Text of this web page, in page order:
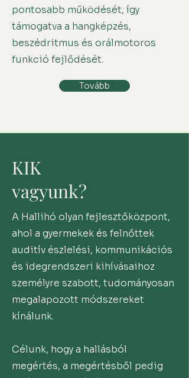
pontosabb működését, így
támogatva a hangképzés,
beszédritmus és orálmotoros
funkció fejlődését.
Tovább
KIK
vagyunk?
A Hallihó olyan fejlesztőközpont,
ahol a gyermekek és felnőttek
auditív észlelési, kommunikációs
és idegrendszeri kihívásaihoz
személyre szabott, tudományosan
megalapozott módszereket
kínálunk.
Célunk, hogy a hallásból
megértés, a megértésből pedig